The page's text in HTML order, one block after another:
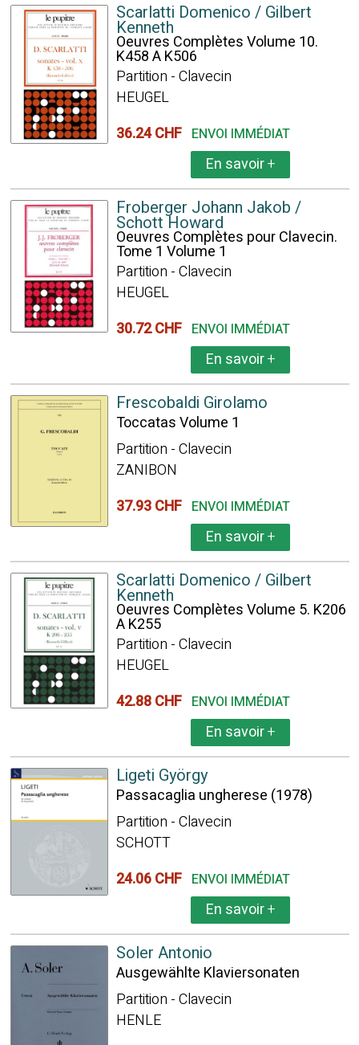
Scarlatti Domenico / Gilbert
Kenneth
Oeuvres Complètes Volume 10.
K458 A K506
Partition - Clavecin
HEUGEL
36.24 CHF ENVOI IMMÉDIAT
En savoir+
Froberger Johann Jakob /
Schott Howard
Oeuvres Complètes pour Clavecin.
Tome 1 Volume 1
Partition - Clavecin
HEUGEL
30.72 CHF ENVOI IMMÉDIAT
En savoir+
Frescobaldi Girolamo
Toccatas Volume 1
Partition - Clavecin
ZANIBON
37.93 CHF ENVOI IMMÉDIAT
En savoir+
Scarlatti Domenico / Gilbert
Kenneth
Oeuvres Complètes Volume 5. K206
A K255
Partition - Clavecin
HEUGEL
42.88 CHF ENVOI IMMÉDIAT
En savoir+
Ligeti György
Passacaglia ungherese (1978)
Partition - Clavecin
SCHOTT
24.06 CHF ENVOI IMMÉDIAT
En savoir+
Soler Antonio
Ausgewählte Klaviersonaten
Partition - Clavecin
HENLE